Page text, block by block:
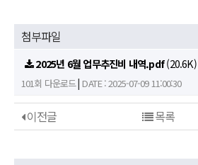
첨부파일
2025년 6월 업무추진비 내역.pdf(20.6K)
101회 다운로드| DATE : 2025-07-09 11:00:30
이전글 목록